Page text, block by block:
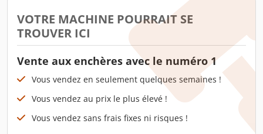
VOTRE MACHINE POURRAIT SE
TROUVER ICI
Vente aux enchères avec le numéro 1
Vous vendez en seulement quelques semaines !
Vous vendez au prix le plus élevé !
Vous vendez sans frais fixes ni risques !